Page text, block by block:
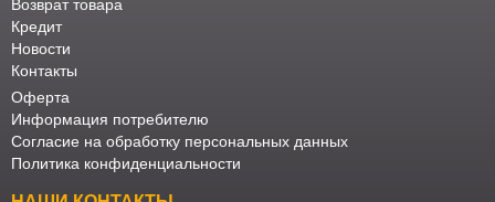
Возврат товара
Кредит
Новости
Контакты
Оферта
Информация потребителю
Согласие на обработку персональных данных
Политика конфиденциальности